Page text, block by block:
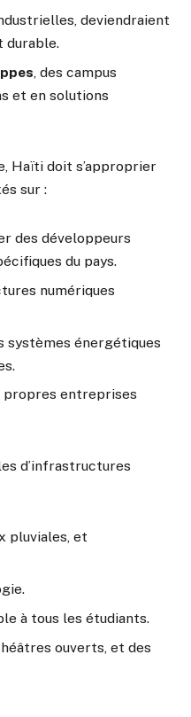
deviendraient
durable.
, des campus
et en solutions
Haïti doit s’approprier
sur :
des développeurs
du pays.
numériques
systèmes énergétiques
propres entreprises
d’infrastructures
pluviales, et
à tous les étudiants.
ouverts, et des